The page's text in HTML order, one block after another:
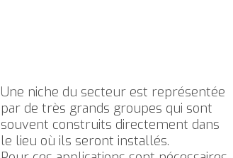
Une niche du secteur est représentée
par de très grands groupes qui sont
souvent construits directement dans
le lieu où ils seront installés.